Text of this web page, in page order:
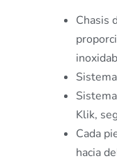
Chasis
Klik,
Cada
hacia